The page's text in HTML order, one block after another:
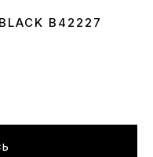
B42227